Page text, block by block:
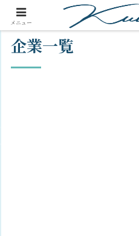
企業一覧
メニュー